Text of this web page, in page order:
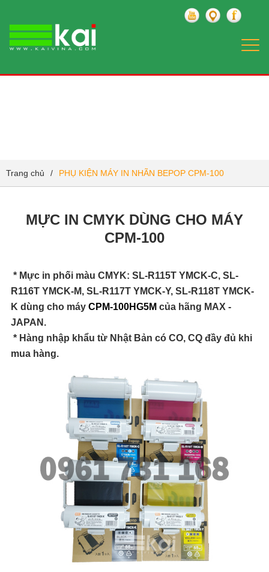
Trang chủ / PHỤ KIỆN MÁY IN NHÃN BEPOP CPM-100
MỰC IN CMYK DÙNG CHO MÁY
CPM-100
* Mực in phối màu CMYK: SL-R115T YMCK-C, SL-
R116T YMCK-M, SL-R117T YMCK-Y, SL-R118T YMCK-
K dùng cho máy CPM-100HG5M của hãng MAX -
JAPAN.
* Hàng nhập khẩu từ Nhật Bản có CO, CQ đầy đủ khi
mua hàng.